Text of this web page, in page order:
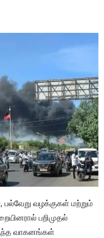
வழக்குகள் மற்றும்
பறிமுதல்
வாகனங்கள்